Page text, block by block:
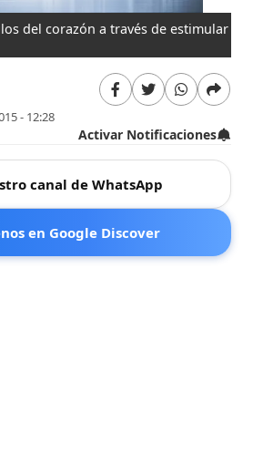
del corazón a través de estimular
- 12:28
Activar Notificaciones
canal de WhatsApp
en Google Discover